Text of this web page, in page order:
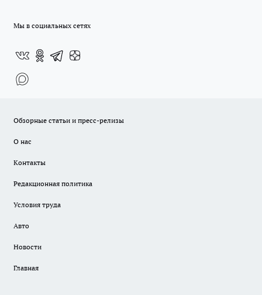
Мы в социальных сетях
Обзорные статьи и пресс-релизы
О нас
Контакты
Редакционная политика
Условия труда
Авто
Новости
Главная